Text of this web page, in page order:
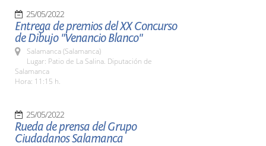
25/05/2022
Entrega de premios del XX Concurso
de Dibujo "Venancio Blanco"
Salamanca (Salamanca)
Lugar: Patio de La Salina. Diputación de
Salamanca
Hora: 11:15 h.
25/05/2022
Rueda de prensa del Grupo
Ciudadanos Salamanca